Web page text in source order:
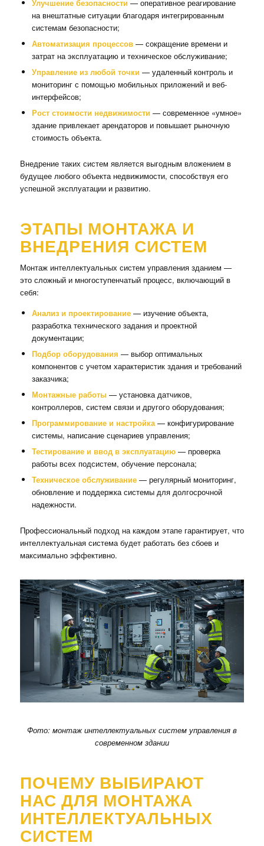
Улучшение безопасности — оперативное реагирование
на внештатные ситуации благодаря интегрированным
системам безопасности;
Автоматизация процессов— сокращение времени и
затрат на эксплуатацию и техническое обслуживание;
Управление из любой точки — удаленный контроль и
мониторинг с помощью мобильных приложений и веб-
интерфейсов;
Рост стоимости недвижимости — современное «умное»
здание привлекает арендаторов и повышает рыночную
стоимость объекта.
Внедрение таких систем является выгодным вложением в
будущее любого объекта недвижимости, способствуя его
успешной эксплуатации и развитию.
ЭТАПЫ МОНТАЖА И
ВНЕДРЕНИЯ СИСТЕМ
Монтаж интеллектуальных систем управления зданием —
это сложный и многоступенчатый процесс, включающий в
себя:
Анализ и проектирование— изучение объекта,
разработка технического задания и проектной
документации;
Подбор оборудования — выбор оптимальных
компонентов с учетом характеристик здания и требований
заказчика;
Монтажные работы— установка датчиков,
контроллеров, систем связи и другого оборудования;
Программирование и настройка— конфигурирование
системы, написание сценариев управления;
Тестирование и ввод в эксплуатацию— проверка
работы всех подсистем, обучение персонала;
Техническое обслуживание— регулярный мониторинг,
обновление и поддержка системы для долгосрочной
надежности.
Профессиональный подход на каждом этапе гарантирует, что
интеллектуальная система будет работать без сбоев и
максимально эффективно.
Фото: монтаж интеллектуальных систем управления в
современном здании
ПОЧЕМУ ВЫБИРАЮТ
НАС ДЛЯ МОНТАЖА
ИНТЕЛЛЕКТУАЛЬНЫХ
СИСТЕМ